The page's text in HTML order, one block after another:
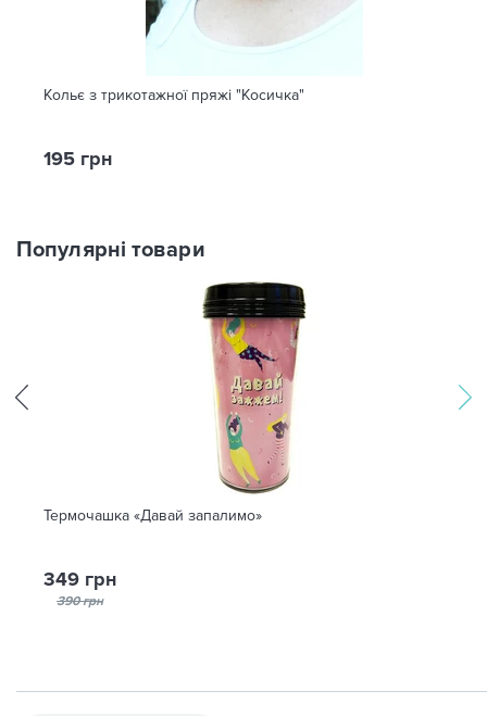
Кольє з трикотажної пряжі "Косичка"
195 грн
Популярні товари
Термочашка «Давай запалимо»
349 грн
390 грн